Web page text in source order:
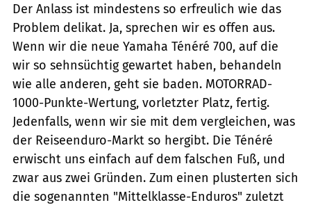
Der Anlass ist mindestens so erfreulich wie das
Problem delikat. Ja, sprechen wir es offen aus.
Wenn wir die neue Yamaha Ténéré 700, auf die
wir so sehnsüchtig gewartet haben, behandeln
wie alle ­anderen, geht sie baden. MOTORRAD-
1000-Punkte-Wertung, vorletzter Platz, fertig.
Jedenfalls, wenn wir sie mit dem vergleichen, was
der Reiseenduro-Markt so hergibt. Die Ténéré
erwischt uns einfach auf dem falschen Fuß, und
zwar aus zwei Gründen. Zum einen plusterten sich
die sogenannten "Mittelklasse-Enduros" zuletzt